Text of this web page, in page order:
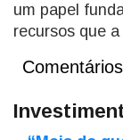
um papel
recursos que
Comentários